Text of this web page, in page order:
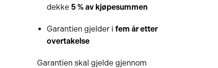
dekke 5 % av kjøpesummen
Garantien gjelder i fem år etter
overtakelse
Garantien skal gjelde gjennom